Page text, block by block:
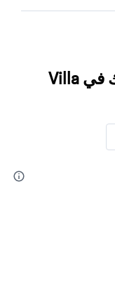
اعثر على نتائج أفضل لإقامتك في Villa